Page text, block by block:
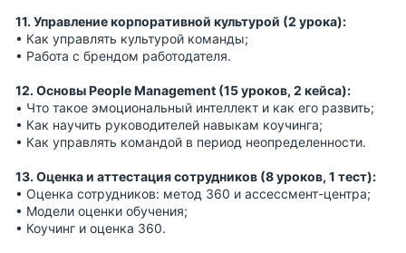
11. Управление корпоративной культурой (2 урока):
• Как управлять культурой команды;
• Работа с брендом работодателя.
12. Основы People Management (15 уроков, 2 кейса):
• Что такое эмоциональный интеллект и как его развить;
• Как научить руководителей навыкам коучинга;
• Как управлять командой в период неопределенности.
13. Оценка и аттестация сотрудников (8 уроков, 1 тест):
• Оценка сотрудников: метод 360 и ассессмент-центра;
• Модели оценки обучения;
• Коучинг и оценка 360.